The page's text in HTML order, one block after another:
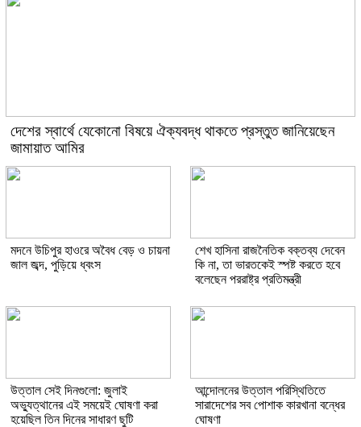
দেশের স্বার্থে যেকোনো বিষয়ে ঐক্যবদ্ধ থাকতে প্রস্তুত জানিয়েছেন
জামায়াত আমির
মদনে উচিপুর হাওরে অবৈধ বেড় ও চায়না
জাল জব্দ, পুড়িয়ে ধ্বংস
শেখ হাসিনা রাজনৈতিক বক্তব্য দেবেন
কি না, তা ভারতকেই স্পষ্ট করতে হবে
বলেছেন পররাষ্ট্র প্রতিমন্ত্রী
উত্তাল সেই দিনগুলো: জুলাই
অভ্যুত্থানের এই সময়েই ঘোষণা করা
হয়েছিল তিন দিনের সাধারণ ছুটি
আন্দোলনের উত্তাল পরিস্থিতিতে
সারাদেশের সব পোশাক কারখানা বন্ধের
ঘোষণা